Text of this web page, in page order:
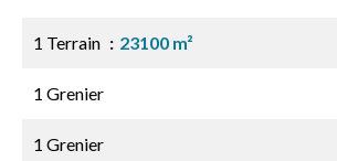
1 Terrain 23100 m²
1 Grenier
1 Grenier